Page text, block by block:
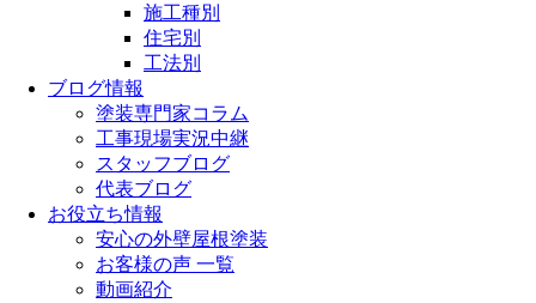
施工種別
住宅別
工法別
ブログ情報
塗装専門家コラム
工事現場実況中継
スタッフブログ
代表ブログ
お役立ち情報
安心の外壁屋根塗装
お客様の声 一覧
動画紹介